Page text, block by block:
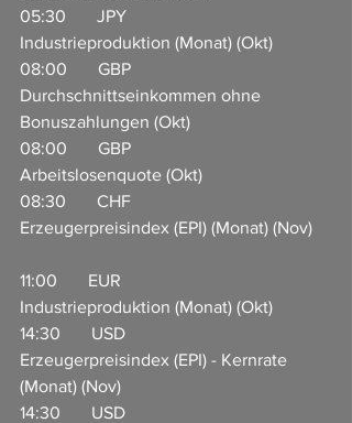
05:30       JPY
Industrieproduktion (Monat) (Okt)
08:00       GBP
Durchschnittseinkommen ohne
Bonuszahlungen (Okt)
08:00       GBP
Arbeitslosenquote (Okt)
08:30       CHF
Erzeugerpreisindex (EPI) (Monat) (Nov)
11:00       EUR
Industrieproduktion (Monat) (Okt)
14:30       USD
Erzeugerpreisindex (EPI) - Kernrate
(Monat) (Nov)
14:30       USD